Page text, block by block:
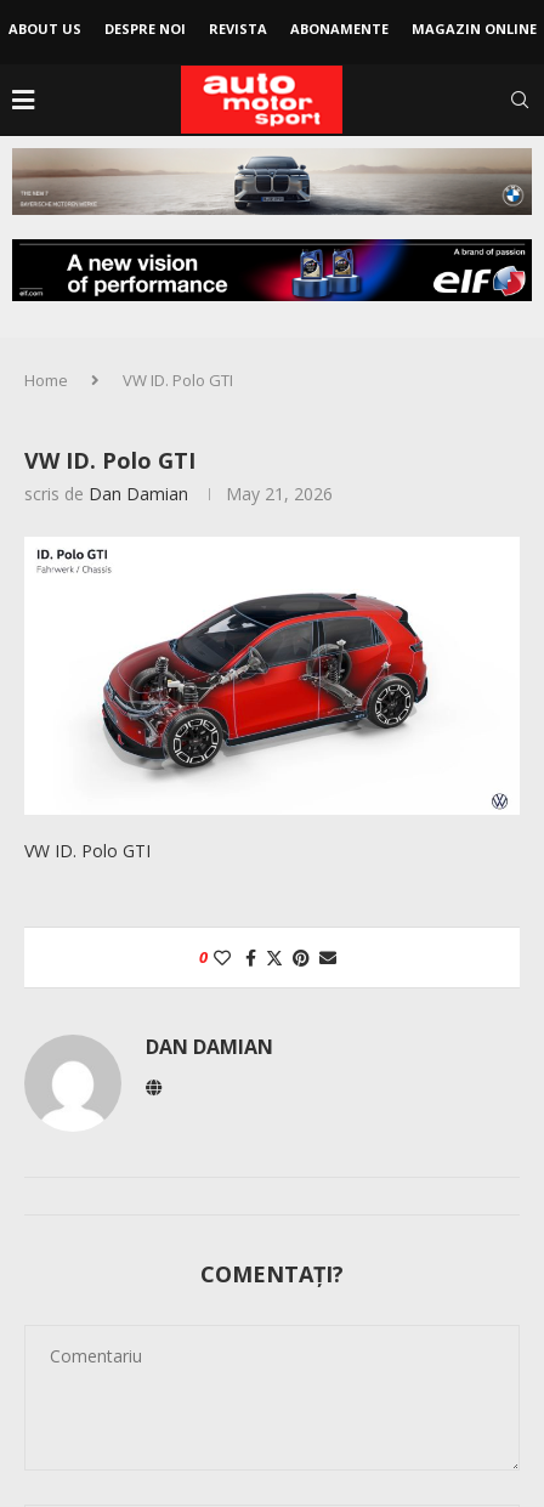
ABOUT US DESPRE NOI REVISTA ABONAMENTE MAGAZIN ONLINE
Home VW ID. Polo GTI
VW ID. Polo GTI
scris de Dan Damian May 21, 2026
VW ID. Polo GTI
0
DAN DAMIAN
COMENTAȚI?